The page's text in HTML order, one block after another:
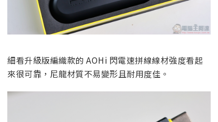
細看升級版編織款的 AOHi 閃電速拼線線材強度看起
來很可靠，尼龍材質不易變形且耐用度佳。